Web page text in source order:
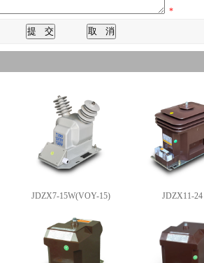
*
JDZX7-15W(VOY-15) JDZX11-24